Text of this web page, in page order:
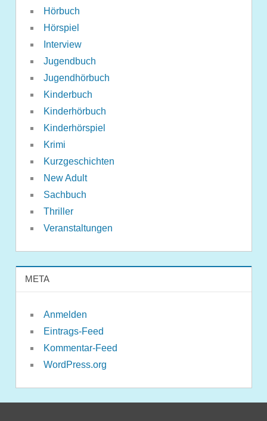
Hörbuch
Hörspiel
Interview
Jugendbuch
Jugendhörbuch
Kinderbuch
Kinderhörbuch
Kinderhörspiel
Krimi
Kurzgeschichten
New Adult
Sachbuch
Thriller
Veranstaltungen
META
Anmelden
Eintrags-Feed
Kommentar-Feed
WordPress.org